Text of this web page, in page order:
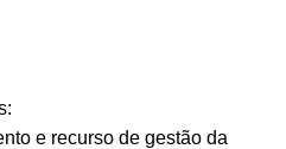
e recurso de gestão da